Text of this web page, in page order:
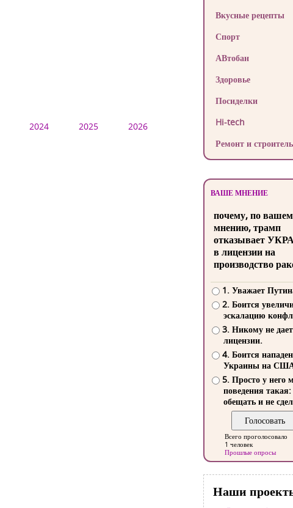
2024 2025
2026
Вкусные рецепты
Спорт
АВтобан
Здоровье
Посиделки
Hi-tech
Ремонт и
ВАШЕ МНЕНИЕ
почему, по
мнению, трамп
отказывает
в лицензии на
производство
1. Уважает
2. Боится
эскалацию
3. Никому не
лицензии.
4. Боится
Украины на
5. Просто у него
поведения такая:
обещать и не
Всего проголосовало
1 человек
Прошлые опросы
Наши